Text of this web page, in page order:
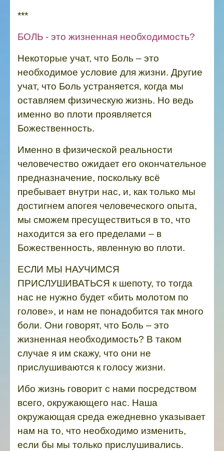
***
БОЛЬ - это жизненная необходимость?
Некоторые учат, что Боль – это
необходимое условие для жизни. Другие
учат, что Боль устраняется, когда мы
оставляем физическую жизнь. Но ведь
именно во плоти проявляется
Божественность.
Именно в физической реальности
человечество ожидает его окончательное
предназначение, поскольку всё
пребывает внутри нас, и, как только мы
достигнем апогея человеческого опыта,
мы сможем пресуществиться в то, что
находится за его пределами – в
Божественность, явленную во плоти.
ЕСЛИ МЫ НАУЧИМСЯ
ПРИСЛУШИВАТЬСЯ к шепоту, то тогда
нас не нужно будет «бить молотом по
голове», и нам не понадобится так много
боли. Они говорят, что Боль – это
жизненная необходимость? В таком
случае я им скажу, что они не
прислушиваются к голосу жизни.
Ибо жизнь говорит с нами посредством
всего, окружающего нас. Наша
окружающая среда ежедневно указывает
нам на то, что необходимо изменить,
если бы мы только прислушивались.